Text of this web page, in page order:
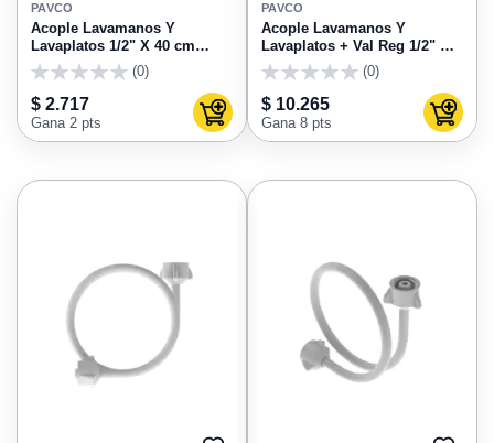
FAVORITOS
PAVCO
Acople Lavamanos Y
Lavaplatos 1/2" X 40 cm
Pavco
(0)
$ 2.717
Gana 2 pts Agregar al carrito
PAVCO
Acople Lavamanos Y
Lavaplatos + Val Reg 1/2" X
40 cm Pavco
(0)
$ 10.265
Gana 8 pts